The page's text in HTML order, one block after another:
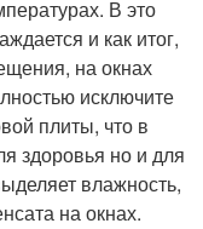
В это
и как итог,
на окнах
исключите
плиты, что в
здоровья но и для
влажность,
на окнах.